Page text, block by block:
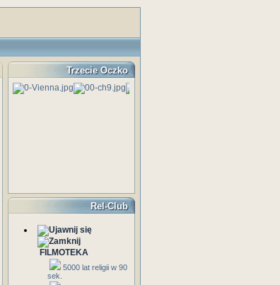
Trzecie Oczko
Rel-Club
FILMOTEKA
5000 lat religii w 90
sek.